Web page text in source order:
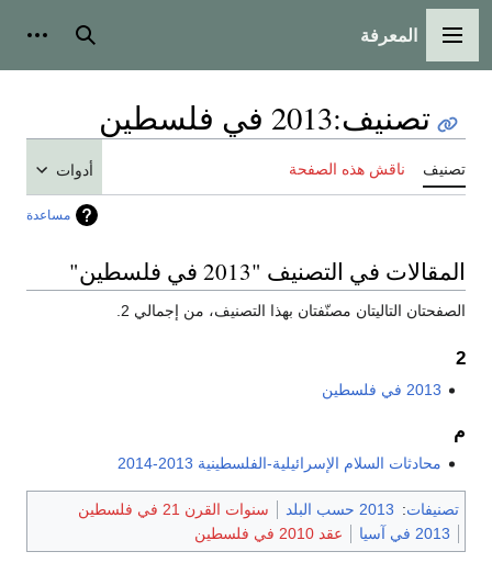
القائمة الرئيسية
المعرفة بحث
تصنيف:2013 في فلسطين
تصنيف ناقش هذه الصفحة أدوات
مساعدة
المقالات في التصنيف "2013 في فلسطين"
الصفحتان التاليتان مصنّفتان بهذا التصنيف، من إجمالي 2.
2
2013 في فلسطين
م
محادثات السلام الإسرائيلية-الفلسطينية 2013-2014
تصنيفات: 2013 حسب البلد
سنوات القرن 21 في فلسطين
2013 في آسيا
عقد 2010 في فلسطين